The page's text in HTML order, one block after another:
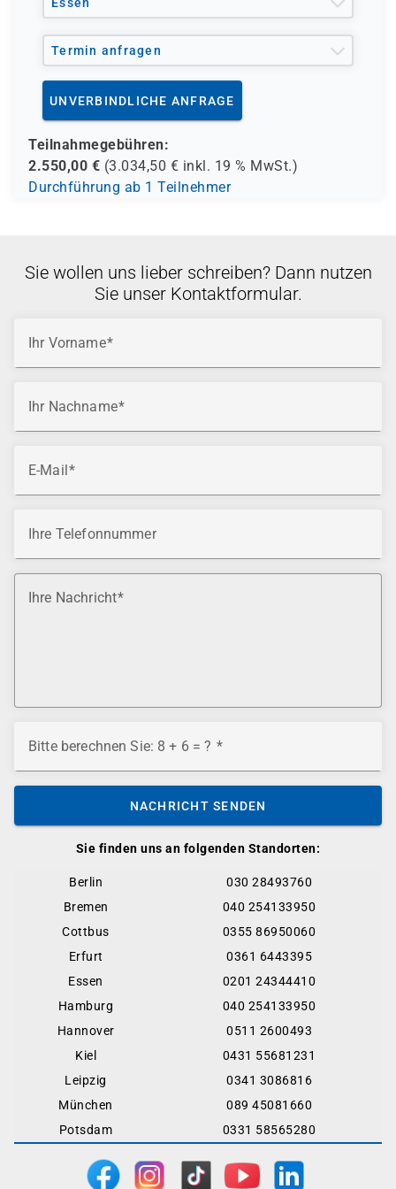
Termin anfragen
UNVERBINDLICHE ANFRAGE
Teilnahmegebühren:
2.550,00 € (3.034,50 € inkl. 19 % MwSt.)
Durchführung ab 1 Teilnehmer
Sie finden uns an folgenden Standorten:
Berlin
030 28493760
Bremen
040 254133950
Cottbus
0355 86950060
Erfurt
0361 6443395
Essen
0201 24344410
Hamburg
040 254133950
Hannover
0511 2600493
Kiel
0431 55681231
Leipzig
0341 3086816
München
089 45081660
Potsdam
0331 58565280
Sie wollen uns lieber schreiben? Dann nutzen
Sie unser Kontaktformular.
Ihr Vorname
Ihr Nachname
E-Mail
Ihre Telefonnummer
Ihre Nachricht
Bitte berechnen Sie: 8 + 6 = ?
NACHRICHT SENDEN